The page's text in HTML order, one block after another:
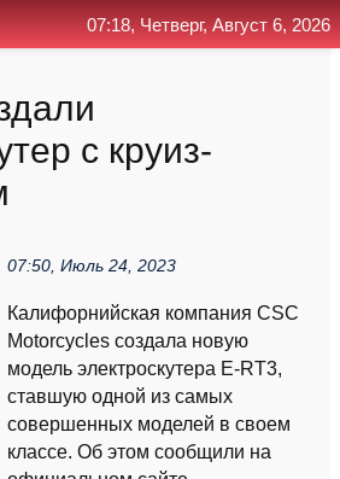
с круиз-
07:50, Июль 24, 2023
Калифорнийская компания CSC
Motorcycles создала новую
модель электроскутера E-RT3,
ставшую одной из самых
совершенных моделей в своем
классе. Об этом сообщили на
07:18, Четверг, Август 6, 2026